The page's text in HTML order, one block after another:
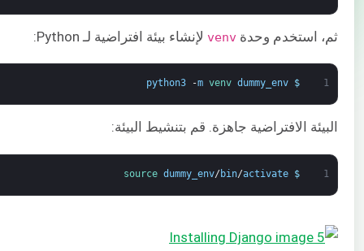
ثم، استخدم وحدة venv لإنشاء بيئة افتراضية لـ Python:
1
$
python3 -m venv dummy_env
البيئة الافتراضية جاهزة. قم بتنشيط البيئة:
1
$
source dummy_env/ bin/activate